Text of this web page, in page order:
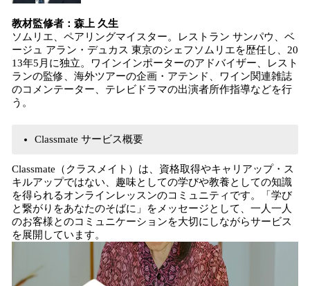
教材監修者：森上 久生
ソムリエ、ペアリングマイスター。レストラン サンパウ、ベ
ージュ アラン・デュカス 東京のシェフソムリエを歴任し、20
13年5月に独立。ワインインポーターのアドバイザー、レスト
ランの監修、海外ツアーの企画・アテンド、ワイン関連雑誌
のコメンテーター、テレビドラマの出演者所作指導などを行
う。
Classmate サービス概要
Classmate（クラスメイト）は、資格取得やキャリアップ・ス
キルアップではない、趣味としての学びや教養としての知識
を得られるオンラインレッスンのコミュニティです。「学び
と繋がりをあなたのそばに」をメッセージとして、一人一人
のお客様とのコミュニケーションを大切にしながらサービス
を展開しています。